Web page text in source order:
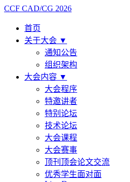
CCF CAD/CG 2026
首页
关于大会 ▼
通知公告
组织架构
大会内容 ▼
大会程序
特邀讲者
特别论坛
技术论坛
大会课程
大会赛事
顶刊顶会论文交流
优秀学生面对面